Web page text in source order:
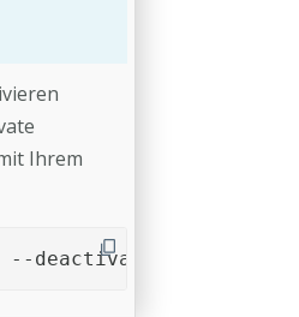
Ihrem
deactivate